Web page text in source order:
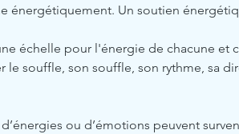
énergétiquement. Un soutien
échelle pour l'énergie de chacune et
le souffle, son souffle, son rythme, sa
ou d’émotions peuvent